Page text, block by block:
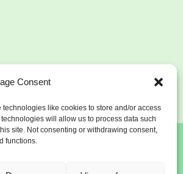
Consent
like cookies to store and/or access
will allow us to process data such
site. Not consenting or withdrawing consent,
functions.